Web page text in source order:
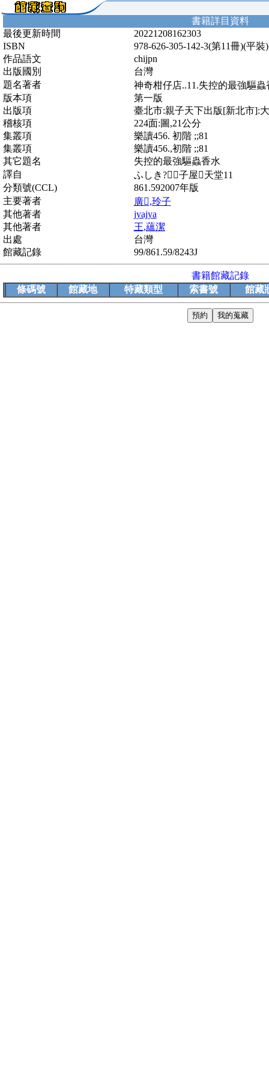
書籍詳目資料
最後更新時間
20221208162303
ISBN
978-626-305-142-3(第11冊)(平
作品語文
chijpn
出版國別
台灣
題名著者
神奇柑仔店..11.失控的最強驅
版本項
第一版
出版項
臺北市:親子天下出版[新北市]:
稽核項
224面:圖,21公分
集叢項
樂讀456. 初階 ;;81
集叢項
樂讀456.,初階 ;;81
其它題名
失控的最強驅蟲香水
譯自
ふしき?子屋天堂11
分類號(CCL)
861.592007年版
主要著者
廣,玲子
其他著者
jyajya
其他著者
王,蘊潔
出處
台灣
館藏記錄
99/861.59/8243J
書籍館藏記錄
條碼號
館藏地 特藏類型 索書號 館藏